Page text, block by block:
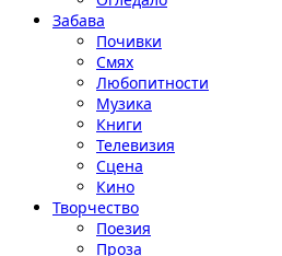
Забава
Почивки
Смях
Любопитности
Музика
Книги
Телевизия
Сцена
Кино
Творчество
Поезия
Проза